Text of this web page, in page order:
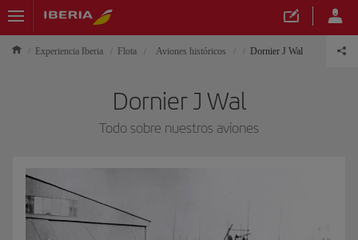
Experiencia Iberia Flota Aviones históricos Dornier J Wal
Dornier J Wal
Todo sobre nuestros aviones